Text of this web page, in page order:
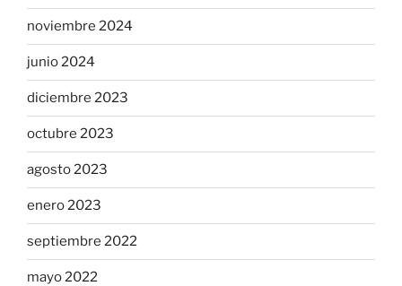
noviembre 2024
junio 2024
diciembre 2023
octubre 2023
agosto 2023
enero 2023
septiembre 2022
mayo 2022